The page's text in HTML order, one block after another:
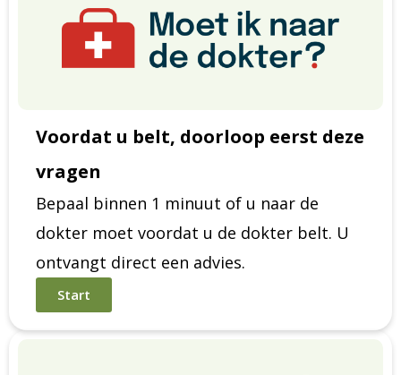
Voordat u belt, doorloop eerst deze
vragen
Bepaal binnen 1 minuut of u naar de
dokter moet voordat u de dokter belt. U
ontvangt direct een advies.
Start